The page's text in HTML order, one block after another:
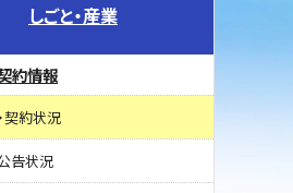
しごと・産業
約情報
契約状況
告状況